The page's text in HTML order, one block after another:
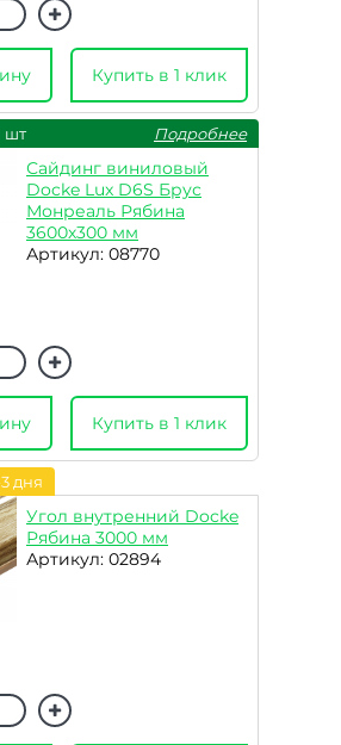
Купить в 1 клик
шт Подробнее
Сайдинг виниловый
Docke Lux D6S Брус
Монреаль Рябина
3600х300 мм
Артикул: 08770
Купить в 1 клик
дня
Угол внутренний Docke
Рябина 3000 мм
Артикул: 02894